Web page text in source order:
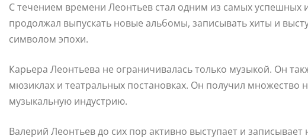
С течением времени Леонтьев стал одним из самых успешных
продолжал выпускать новые альбомы, записывать хиты и
символом эпохи.
Карьера Леонтьева не ограничивалась только музыкой. Он
мюзиклах и театральных постановках. Он получил множество
музыкальную индустрию.
Валерий Леонтьев до сих пор активно выступает и